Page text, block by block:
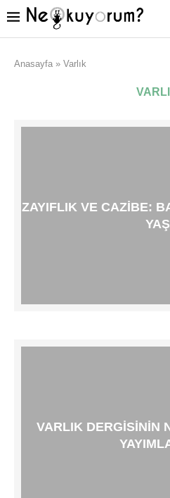
Anasayfa » Varlık
ZAYIFLIK VE CAZIBE:
YAŞ
VARLIK DERGISININ